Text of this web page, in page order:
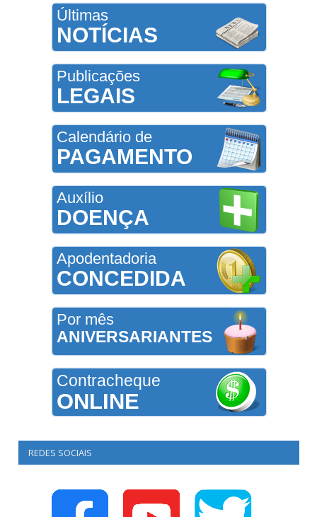
Últimas
NOTÍCIAS
Publicações
LEGAIS
Calendário de
PAGAMENTO
Auxílio
DOENÇA
Apodentadoria
CONCEDIDA
Por mês
ANIVERSARIANTES
Contracheque
ONLINE
REDES SOCIAIS